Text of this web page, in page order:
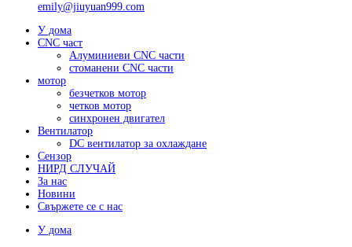
emily@jiuyuan999.com
У дома
CNC част
Алуминиеви CNC части
стоманени CNC части
мотор
безчетков мотор
четков мотор
синхронен двигател
Вентилатор
DC вентилатор за охлаждане
Сензор
НИРД СЛУЧАЙ
За нас
Новини
Свържете се с нас
У дома